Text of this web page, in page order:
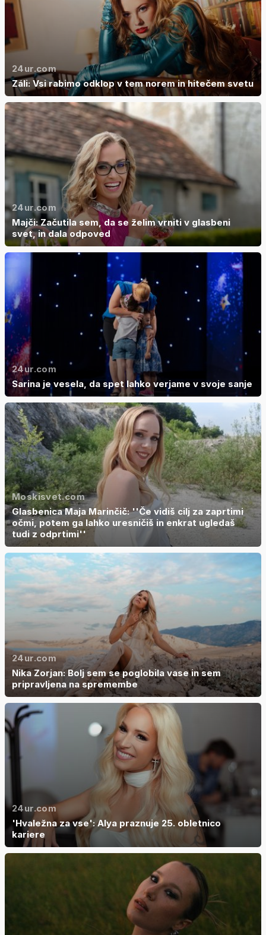
24ur.com
Záli: Vsi rabimo odklop v tem norem in hitečem svetu
24ur.com
Majči: Začutila sem, da se želim vrniti v glasbeni
svet, in dala odpoved
24ur.com
Sarina je vesela, da spet lahko verjame v svoje sanje
Moskisvet.com
Glasbenica Maja Marinčič: ''Če vidiš cilj za zaprtimi
očmi, potem ga lahko uresničiš in enkrat ugledaš
tudi z odprtimi''
24ur.com
Nika Zorjan: Bolj sem se poglobila vase in sem
pripravljena na spremembe
24ur.com
'Hvaležna za vse': Alya praznuje 25. obletnico
kariere